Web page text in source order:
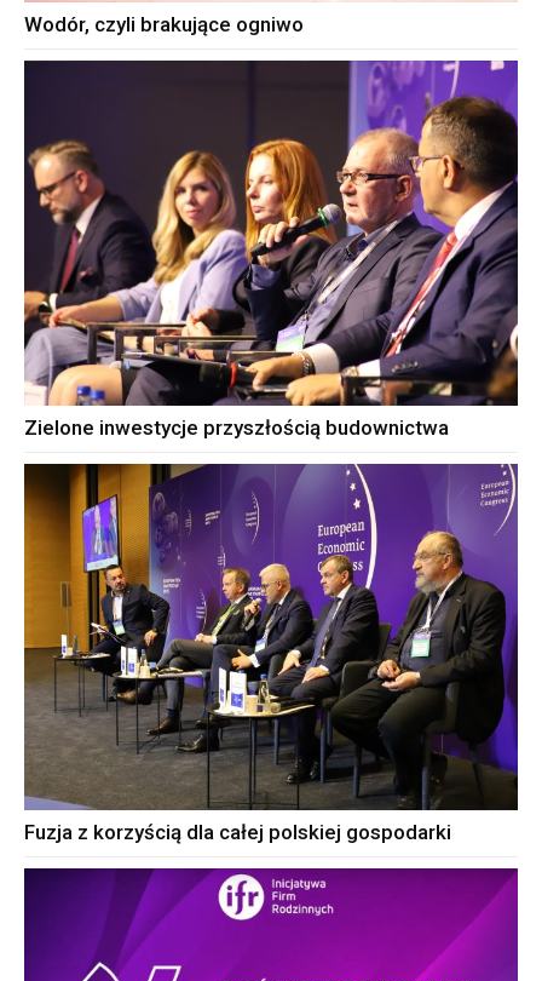
Wodór, czyli brakujące ogniwo
Zielone inwestycje przyszłością budownictwa
Fuzja z korzyścią dla całej polskiej gospodarki